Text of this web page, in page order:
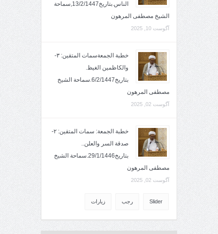
الناس.بتاريخ13/2/1447,سماحة
الشيخ مصطفى المرهون
آگوست 10, 2025
خطبة الجمعةسمات المتقين: ٣-
والكاظمين الغيظ.
بتاريخ6/2/1447.سماحة الشيخ
مصطفى المرهون
آگوست 02, 2025
خطبة الجمعة: سمات المتقين: ٢-
صدقة السر والعلن..
بتاريخ29/1/1446.سماحة الشيخ
مصطفى المرهون
آگوست 02, 2025
Slider رجب زيارات